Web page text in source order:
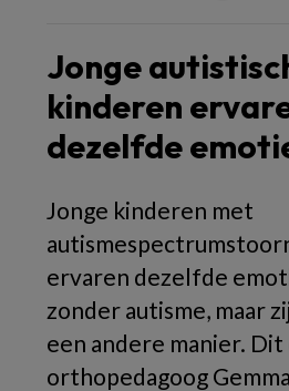
Jonge
kinderen
dezelfde
Jonge kinderen met
ervaren dezelfde
zonder autisme, maar
een andere manier.
orthopedagoog